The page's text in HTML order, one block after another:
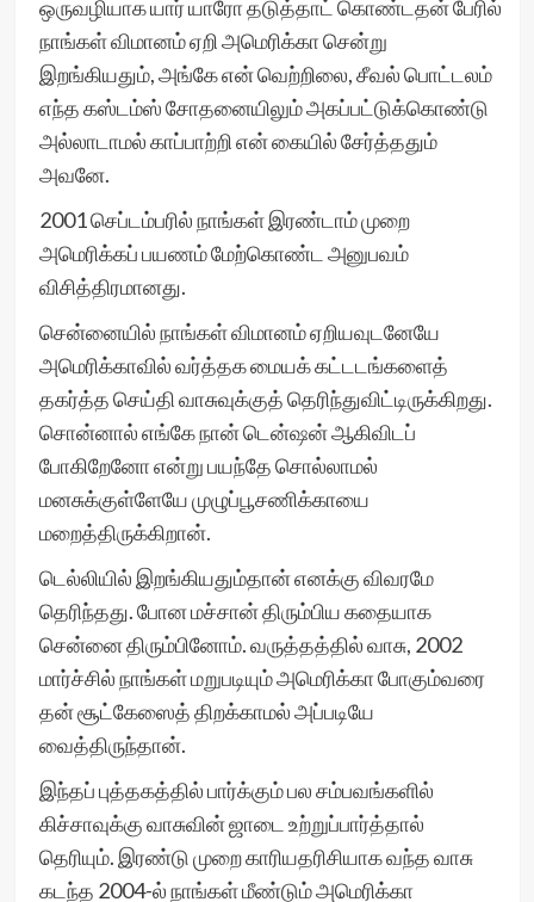
ஒருவழியாக யார் யாரோ தடுத்தாட் கொண்டதன் பேரில்
நாங்கள் விமானம் ஏறி அமெரிக்கா சென்று
இறங்கியதும், அங்கே என் வெற்றிலை, சீவல் பொட்டலம்
எந்த கஸ்டம்ஸ் சோதனையிலும் அகப்பட்டுக்கொண்டு
அல்லாடாமல் காப்பாற்றி என் கையில் சேர்த்ததும்
அவனே.
2001 செப்டம்பரில் நாங்கள் இரண்டாம் முறை
அமெரிக்கப் பயணம் மேற்கொண்ட அனுபவம்
விசித்திரமானது.
சென்னையில் நாங்கள் விமானம் ஏறியவுடனேயே
அமெரிக்காவில் வர்த்தக மையக் கட்டடங்களைத்
தகர்த்த செய்தி வாசுவுக்குத் தெரிந்துவிட்டிருக்கிறது.
சொன்னால் எங்கே நான் டென்ஷன் ஆகிவிடப்
போகிறேனோ என்று பயந்தே சொல்லாமல்
மனசுக்குள்ளேயே முழுப்பூசணிக்காயை
மறைத்திருக்கிறான்.
டெல்லியில் இறங்கியதும்தான் எனக்கு விவரமே
தெரிந்தது. போன மச்சான் திரும்பிய கதையாக
சென்னை திரும்பினோம். வருத்தத்தில் வாசு, 2002
மார்ச்சில் நாங்கள் மறுபடியும் அமெரிக்கா போகும்வரை
தன் சூட்கேஸைத் திறக்காமல் அப்படியே
வைத்திருந்தான்.
இந்தப் புத்தகத்தில் பார்க்கும் பல சம்பவங்களில்
கிச்சாவுக்கு வாசுவின் ஜாடை உற்றுப்பார்த்தால்
தெரியும். இரண்டு முறை காரியதரிசியாக வந்த வாசு
கடந்த 2004-ல் நாங்கள் மீண்டும் அமெரிக்கா